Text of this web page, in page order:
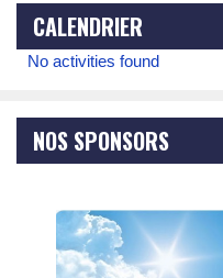
CALENDRIER
No activities found
NOS SPONSORS